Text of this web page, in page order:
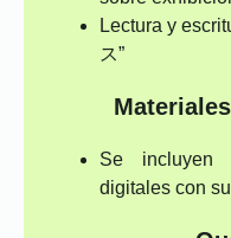
Lectura y
ス”
Se incluyen
digitales con